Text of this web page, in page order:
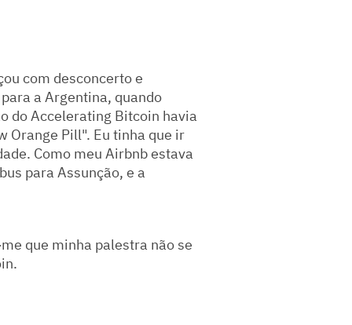
com desconcerto e
a Argentina, quando
do Accelerating Bitcoin havia
Orange Pill". Eu tinha que ir
Como meu Airbnb estava
para Assunção, e a
que minha palestra não se